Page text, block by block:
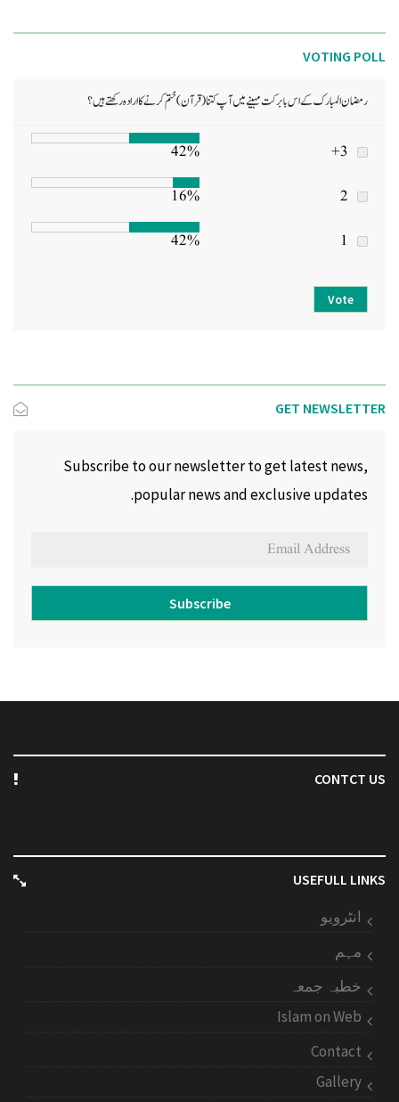
VOTING POLL
رمضان المبارک کے اس بابرکت مہینے میں آپ کتنا (قرآن) ختم کرنے کا ارادہ رکھتے ہیں؟
3+
42%
2
16%
1
42%
Vote
GET NEWSLETTER
Subscribe to our newsletter to get latest news,
popular news and exclusive updates.
Subscribe
CONTCT US
USEFULL LINKS
انٹرویو
مہم
خطبہ جمعہ
Islam on Web
Contact
Gallery